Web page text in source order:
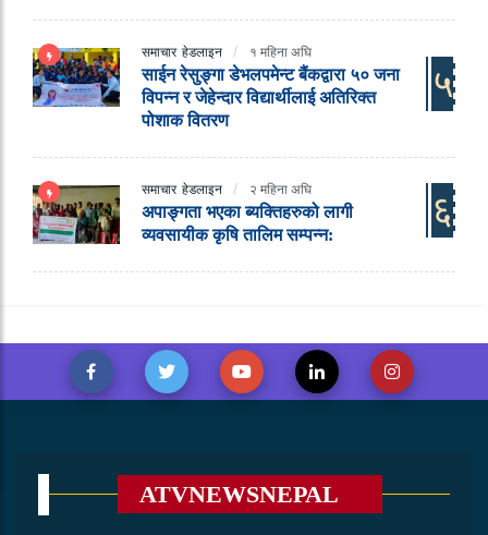
समाचार हेडलाइन १ महिना अघि
साईन रेसुङ्गा डेभलपमेन्ट बैंकद्वारा ५० जना
विपन्न र जेहेन्दार विद्यार्थीलाई अतिरिक्त
पोशाक वितरण
५
समाचार हेडलाइन २ महिना अघि
अपाङ्गता भएका ब्यक्तिहरुको लागी
व्यवसायीक कृषि तालिम सम्पन्न:
६
ATVNEWSNEPAL